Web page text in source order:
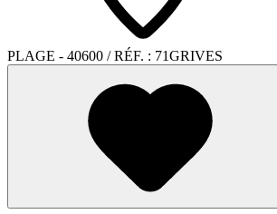
PLAGE - 40600 / RÉF. : 71GRIVES